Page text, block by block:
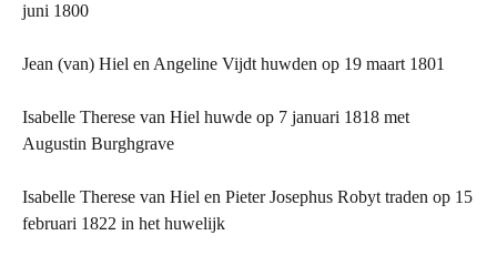
juni 1800
Jean (van) Hiel en Angeline Vijdt huwden op 19 maart 1801
Isabelle Therese van Hiel huwde op 7 januari 1818 met
Augustin Burghgrave
Isabelle Therese van Hiel en Pieter Josephus Robyt traden op 15
februari 1822 in het huwelijk